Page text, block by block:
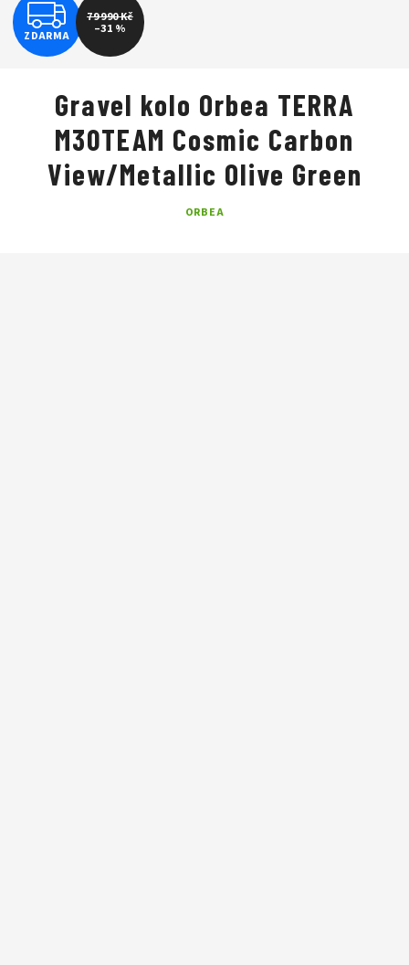
Gravel kolo Orbea TERRA
M30TEAM Cosmic Carbon
View/Metallic Olive Green
ORBEA
Z
D
A
R
M
ZDARMA
79 990 Kč
–31 %